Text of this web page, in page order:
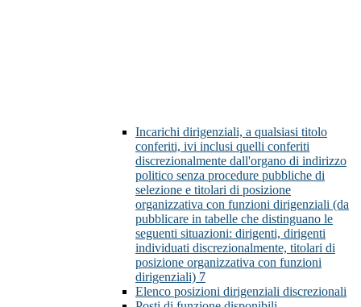
Incarichi dirigenziali, a qualsiasi titolo
conferiti, ivi inclusi quelli conferiti
discrezionalmente dall'organo di indirizzo
politico senza procedure pubbliche di
selezione e titolari di posizione
organizzativa con funzioni dirigenziali (da
pubblicare in tabelle che distinguano le
seguenti situazioni: dirigenti, dirigenti
individuati discrezionalmente, titolari di
posizione organizzativa con funzioni
dirigenziali) 7
Elenco posizioni dirigenziali discrezionali